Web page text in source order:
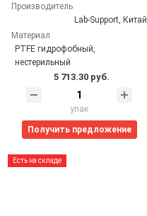
Производитель
Lab-Support, Китай
Материал
PTFE гидрофобный,
нестерильный
5 713.30 руб.
упак
Получить предложение
Есть на складе